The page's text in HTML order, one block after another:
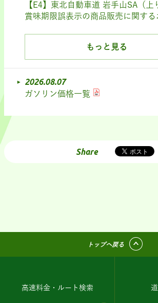
【E4】東北自動車道 岩手山SA（上
賞味期限誤表示の商品販売に関する
もっと見る
2026.08.07
ガソリン価格一覧
Share
トップへ戻る
高速料金・ルート検索